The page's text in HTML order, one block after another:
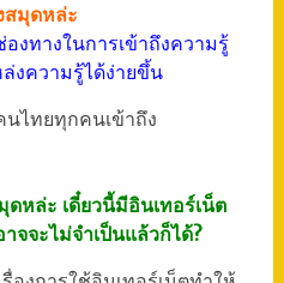
สมุดหล่ะ
องทางในการเข้าถึงความรู้
งความรู้ได้ง่ายขึ้น
ไทยทุกคนเข้าถึง
หล่ะ เดี๋ยวนี้มีอินเทอร์เน็ต
จจะไม่จำเป็นแล้วก็ได้?